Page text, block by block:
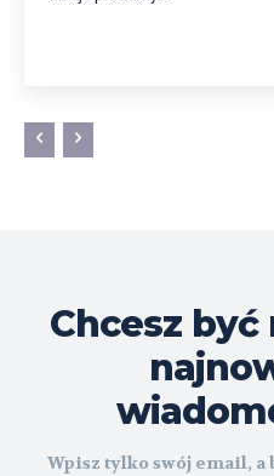
Chcesz być
Wpisz tylko swój email, a